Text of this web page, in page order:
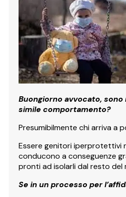
Buongiorno avvocato,
simile comportamento?
Presumibilmente chi arriva a
Essere genitori iperprotettivi
conducono a conseguenze
pronti ad isolarli dal resto
Se in un processo per